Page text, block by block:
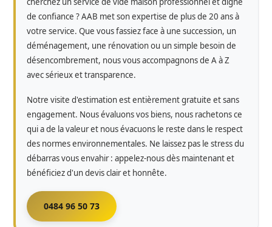
de confiance ? AAB met son expertise de plus de 20 ans à
votre service. Que vous fassiez face à une succession, un
déménagement, une rénovation ou un simple besoin de
désencombrement, nous vous accompagnons de A à Z
avec sérieux et transparence.
Notre visite d'estimation est entièrement gratuite et sans
engagement. Nous évaluons vos biens, nous rachetons ce
qui a de la valeur et nous évacuons le reste dans le respect
des normes environnementales. Ne laissez pas le stress du
débarras vous envahir : appelez-nous dès maintenant et
bénéficiez d'un devis clair et honnête.
0484 96 50 73